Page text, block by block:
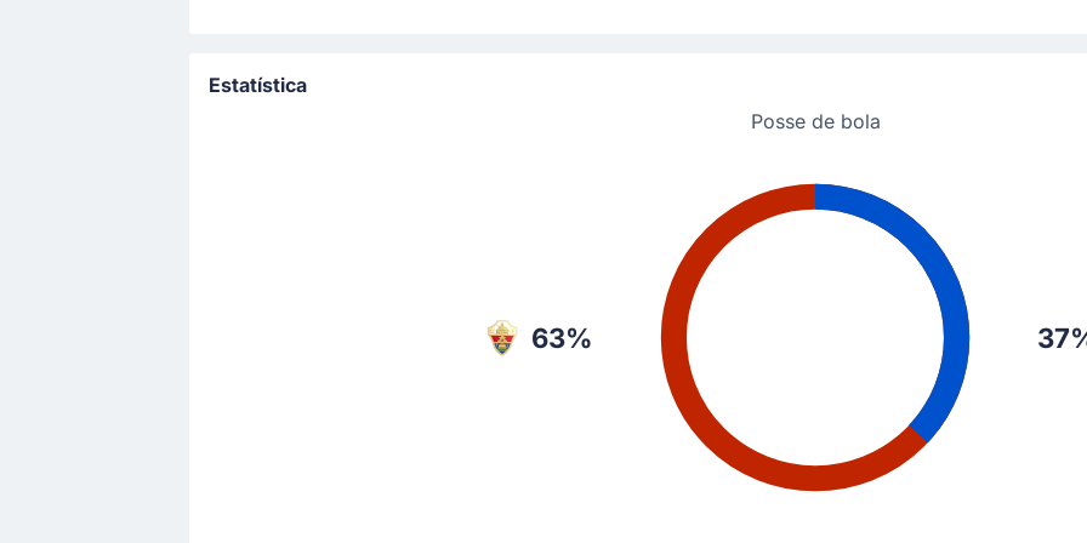
Estatística
Posse de bola
63%